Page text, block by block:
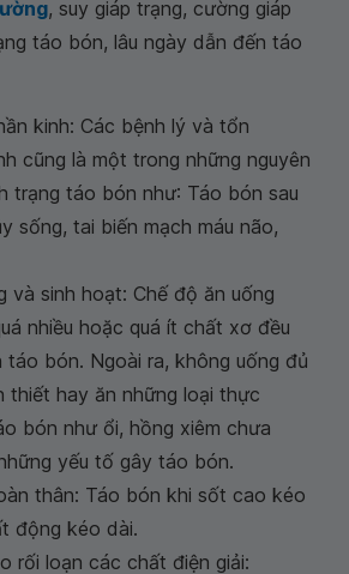
, suy giáp trạng, cường giáp
táo bón, lâu ngày dẫn đến táo
kinh: Các bệnh lý và tổn
cũng là một trong những nguyên
trạng táo bón như: Táo bón sau
sống, tai biến mạch máu não,
và sinh hoạt: Chế độ ăn uống
nhiều hoặc quá ít chất xơ đều
bón. Ngoài ra, không uống đủ
thiết hay ăn những loại thực
bón như ổi, hồng xiêm chưa
yếu tố gây táo bón.
thân: Táo bón khi sốt cao kéo
động kéo dài.
rối loạn các chất điện giải: